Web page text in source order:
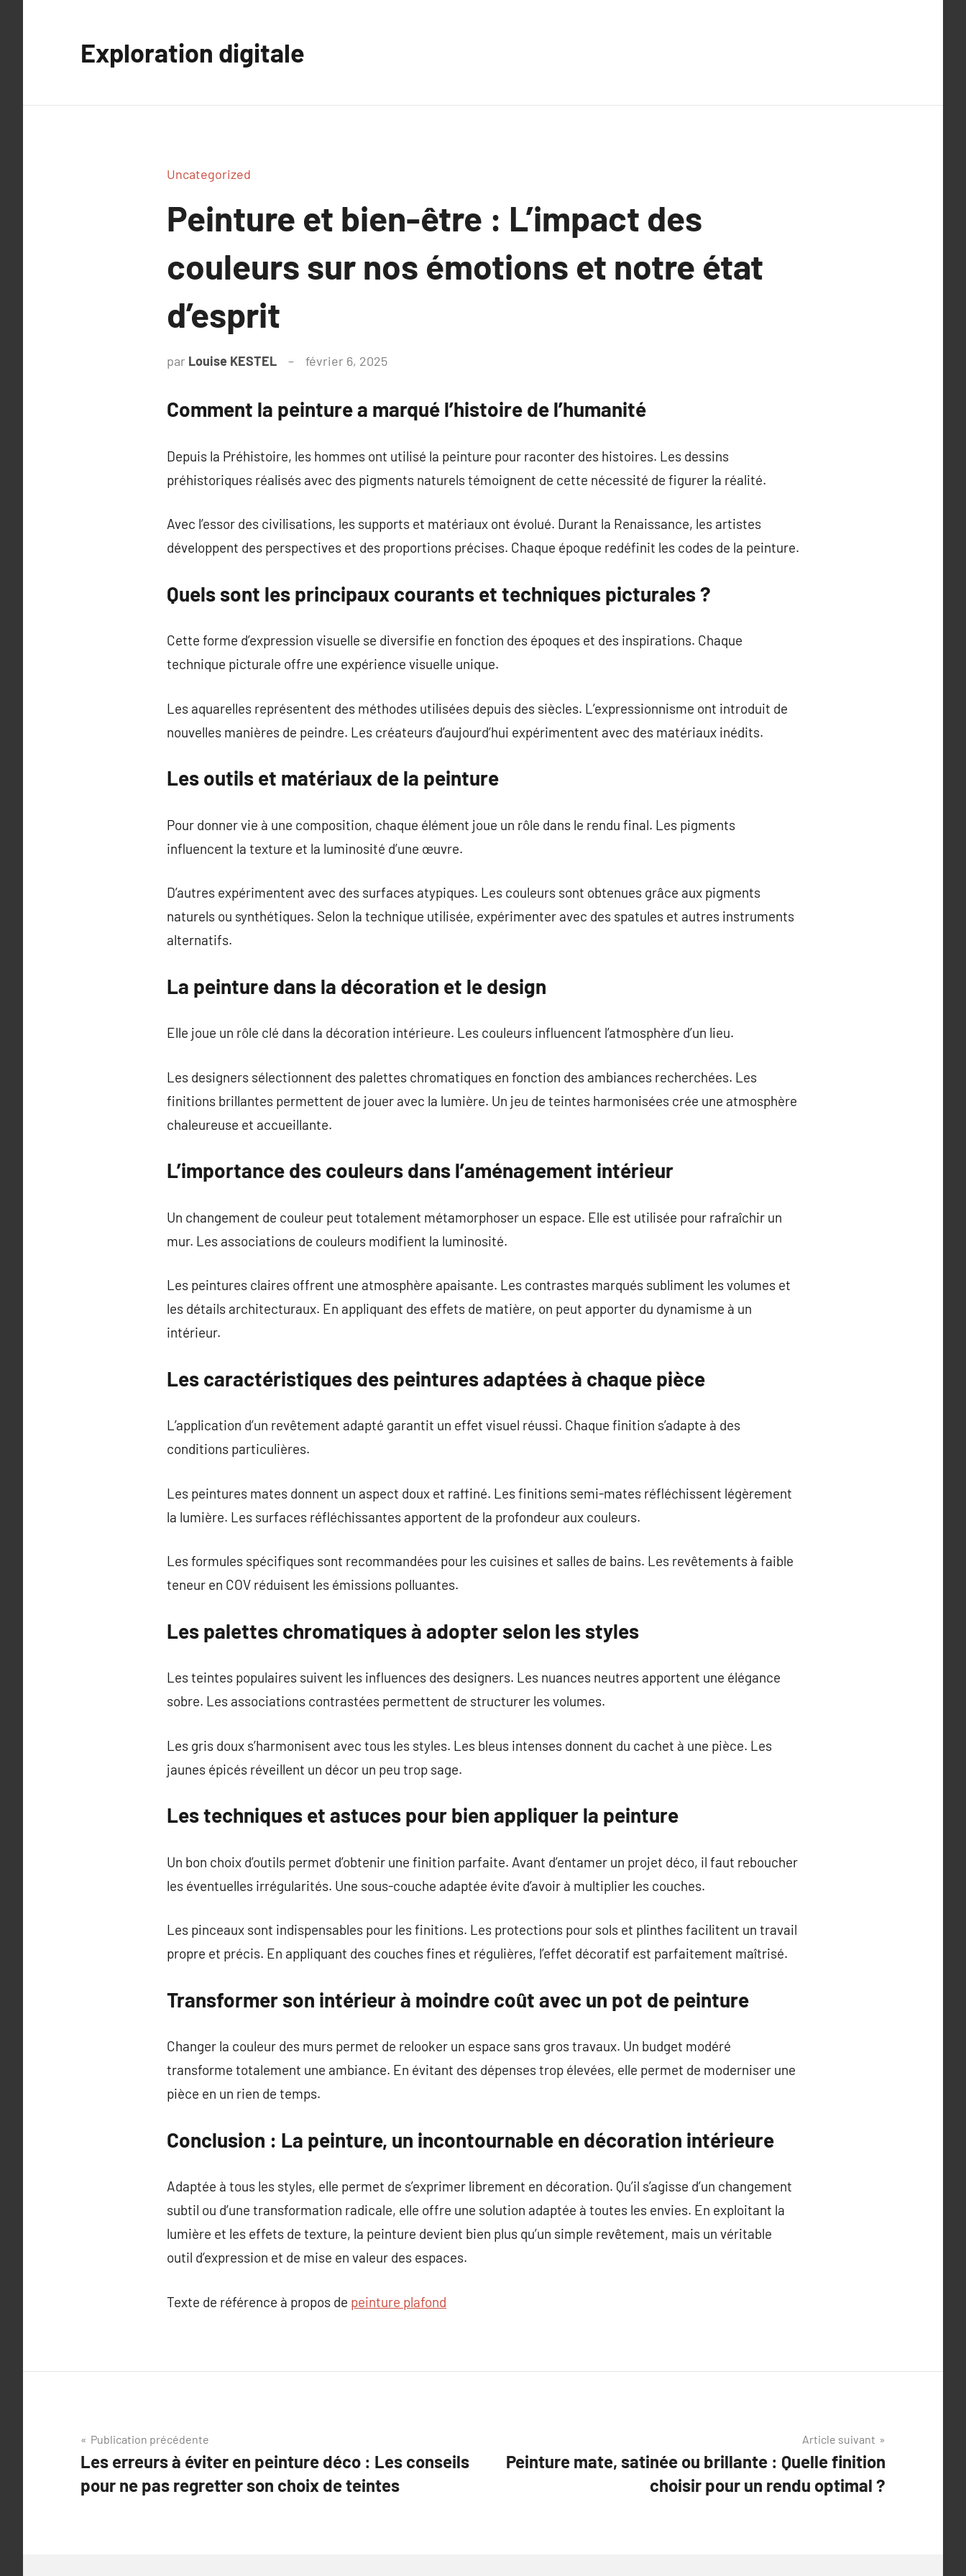
Exploration digitale
Uncategorized
Peinture et bien-être : L’impact des
couleurs sur nos émotions et notre état
d’esprit
par Louise KESTEL février 6, 2025
Comment la peinture a marqué l’histoire de l’humanité
Depuis la Préhistoire, les hommes ont utilisé la peinture pour raconter des histoires. Les dessins
préhistoriques réalisés avec des pigments naturels témoignent de cette nécessité de figurer la réalité.
Avec l’essor des civilisations, les supports et matériaux ont évolué. Durant la Renaissance, les artistes
développent des perspectives et des proportions précises. Chaque époque redéfinit les codes de la peinture.
Quels sont les principaux courants et techniques picturales ?
Cette forme d’expression visuelle se diversifie en fonction des époques et des inspirations. Chaque
technique picturale offre une expérience visuelle unique.
Les aquarelles représentent des méthodes utilisées depuis des siècles. L’expressionnisme ont introduit de
nouvelles manières de peindre. Les créateurs d’aujourd’hui expérimentent avec des matériaux inédits.
Les outils et matériaux de la peinture
Pour donner vie à une composition, chaque élément joue un rôle dans le rendu final. Les pigments
influencent la texture et la luminosité d’une œuvre.
D’autres expérimentent avec des surfaces atypiques. Les couleurs sont obtenues grâce aux pigments
naturels ou synthétiques. Selon la technique utilisée, expérimenter avec des spatules et autres instruments
alternatifs.
La peinture dans la décoration et le design
Elle joue un rôle clé dans la décoration intérieure. Les couleurs influencent l’atmosphère d’un lieu.
Les designers sélectionnent des palettes chromatiques en fonction des ambiances recherchées. Les
finitions brillantes permettent de jouer avec la lumière. Un jeu de teintes harmonisées crée une atmosphère
chaleureuse et accueillante.
L’importance des couleurs dans l’aménagement intérieur
Un changement de couleur peut totalement métamorphoser un espace. Elle est utilisée pour rafraîchir un
mur. Les associations de couleurs modifient la luminosité.
Les peintures claires offrent une atmosphère apaisante. Les contrastes marqués subliment les volumes et
les détails architecturaux. En appliquant des effets de matière, on peut apporter du dynamisme à un
intérieur.
Les caractéristiques des peintures adaptées à chaque pièce
L’application d’un revêtement adapté garantit un effet visuel réussi. Chaque finition s’adapte à des
conditions particulières.
Les peintures mates donnent un aspect doux et raffiné. Les finitions semi-mates réfléchissent légèrement
la lumière. Les surfaces réfléchissantes apportent de la profondeur aux couleurs.
Les formules spécifiques sont recommandées pour les cuisines et salles de bains. Les revêtements à faible
teneur en COV réduisent les émissions polluantes.
Les palettes chromatiques à adopter selon les styles
Les teintes populaires suivent les influences des designers. Les nuances neutres apportent une élégance
sobre. Les associations contrastées permettent de structurer les volumes.
Les gris doux s’harmonisent avec tous les styles. Les bleus intenses donnent du cachet à une pièce. Les
jaunes épicés réveillent un décor un peu trop sage.
Les techniques et astuces pour bien appliquer la peinture
Un bon choix d’outils permet d’obtenir une finition parfaite. Avant d’entamer un projet déco, il faut reboucher
les éventuelles irrégularités. Une sous-couche adaptée évite d’avoir à multiplier les couches.
Les pinceaux sont indispensables pour les finitions. Les protections pour sols et plinthes facilitent un travail
propre et précis. En appliquant des couches fines et régulières, l’effet décoratif est parfaitement maîtrisé.
Transformer son intérieur à moindre coût avec un pot de peinture
Changer la couleur des murs permet de relooker un espace sans gros travaux. Un budget modéré
transforme totalement une ambiance. En évitant des dépenses trop élevées, elle permet de moderniser une
pièce en un rien de temps.
Conclusion : La peinture, un incontournable en décoration intérieure
Adaptée à tous les styles, elle permet de s’exprimer librement en décoration. Qu’il s’agisse d’un changement
subtil ou d’une transformation radicale, elle offre une solution adaptée à toutes les envies. En exploitant la
lumière et les effets de texture, la peinture devient bien plus qu’un simple revêtement, mais un véritable
outil d’expression et de mise en valeur des espaces.
Texte de référence à propos de peinture plafond
Navigation
de
l’article
Publication précédente
Les erreurs à éviter en peinture déco : Les conseils
pour ne pas regretter son choix de teintes
Article suivant
Peinture mate, satinée ou brillante : Quelle finition
choisir pour un rendu optimal ?